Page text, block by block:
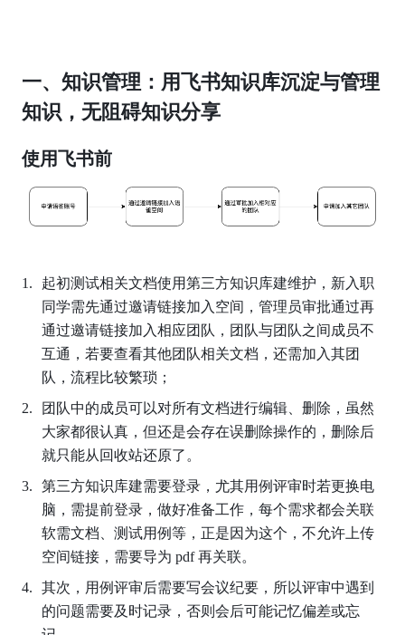
一、知识管理：用飞书知识库沉淀与管理
知识，无阻碍知识分享
使用飞书前
起初测试相关文档使用第三方知识库建维护，新入职
同学需先通过邀请链接加入空间，管理员审批通过再
通过邀请链接加入相应团队，团队与团队之间成员不
互通，若要查看其他团队相关文档，还需加入其团
队，流程比较繁琐；
团队中的成员可以对所有文档进行编辑、删除，虽然
大家都很认真，但还是会存在误删除操作的，删除后
就只能从回收站还原了。
第三方知识库建需要登录，尤其用例评审时若更换电
脑，需提前登录，做好准备工作，每个需求都会关联
软需文档、测试用例等，正是因为这个，不允许上传
空间链接，需要导为 pdf 再关联。
其次，用例评审后需要写会议纪要，所以评审中遇到
的问题需要及时记录，否则会后可能记忆偏差或忘